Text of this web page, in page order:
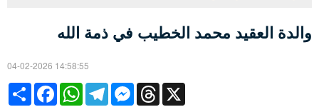
والدة العقيد محمد الخطيب في ذمة الله
04-02-2026 14:58:55
Share
FacebookWhatsAppTelegramMessengerThreads X